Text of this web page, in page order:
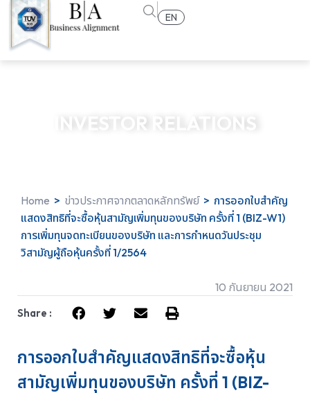
EN
INVESTOR RELATIONS
Home > ข่าวประกาศจากตลาดหลักทรัพย์> การออกใบสำคัญ
แสดงสิทธิที่จะซื้อหุ้นสามัญเพิ่มทุนของบริษัท ครั้งที่ 1 (BIZ-W1)
การเพิ่มทุนจดทะเบียนของบริษัท และการกำหนดวันประชุม
วิสามัญผู้ถือหุ้นครั้งที่ 1/2564
10 กันยายน 2021
Share :
การออกใบสำคัญแสดงสิทธิที่จะซื้อหุ้น
สามัญเพิ่มทุนของบริษัท ครั้งที่ 1 (BIZ-